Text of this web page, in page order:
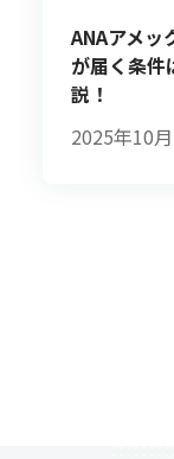
ANAアメッ
が届く条件
説！
2025年10